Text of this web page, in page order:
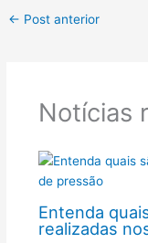
← Post anterior
Notícias
Entenda
realizadas